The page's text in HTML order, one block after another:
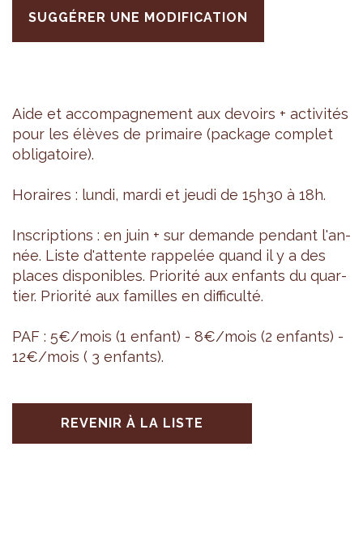
SUGGÉRER UNE MODIFICATION
Aide et accom­pa­gne­ment aux devoirs + acti­vi­tés
pour les élèves de pri­maire (package com­plet
obli­ga­toire).
Horaires : lundi, mardi et jeudi de 15h30 à 18h.
Ins­crip­tions : en juin + sur demande pen­dant l'an­
née. Liste d'at­tente rap­pe­lée quand il y a des
places dis­po­nibles. Prio­rité aux enfants du quar­
tier. Prio­rité aux familles en dif­fi­culté.
PAF : 5€/mois (1 enfant) - 8€/mois (2 enfants) -
12€/mois ( 3 enfants).
REVENIR À LA LISTE